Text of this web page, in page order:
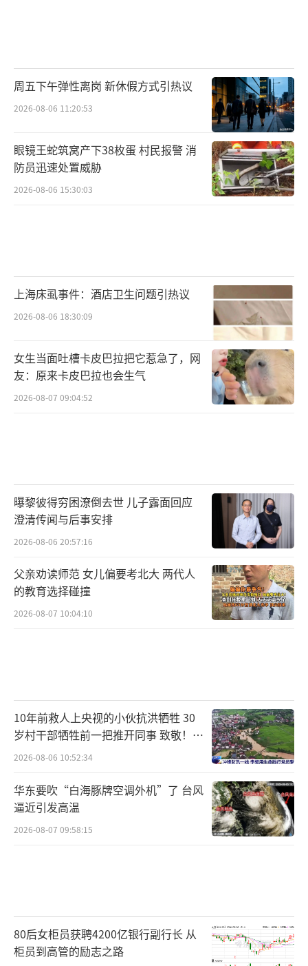
周五下午弹性离岗 新休假方式引热议
2026-08-06 11:20:53
眼镜王蛇筑窝产下38枚蛋 村民报警 消
防员迅速处置威胁
2026-08-06 15:30:03
上海床虱事件：酒店卫生问题引热议
2026-08-06 18:30:09
女生当面吐槽卡皮巴拉把它惹急了，网
友：原来卡皮巴拉也会生气
2026-08-07 09:04:52
曝黎彼得穷困潦倒去世 儿子露面回应
澄清传闻与后事安排
2026-08-06 20:57:16
父亲劝读师范 女儿偏要考北大 两代人
的教育选择碰撞
2026-08-07 10:04:10
10年前救人上央视的小伙抗洪牺牲 30
岁村干部牺牲前一把推开同事 致敬！送
别！
2026-08-06 10:52:34
华东要吹“白海豚牌空调外机”了 台风
逼近引发高温
2026-08-07 09:58:15
80后女柜员获聘4200亿银行副行长 从
柜员到高管的励志之路